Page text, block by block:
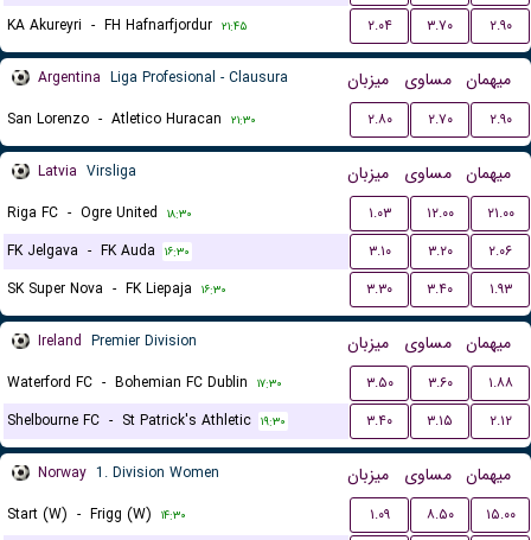
KA Akureyri - FH Hafnarfjordur ۲۱:۴۵ ۲.۰۴ ۳.۷۰ ۲.۹۰
Argentina Liga Profesional - Clausura میزبان مساوی میهمان
San Lorenzo - Atletico Huracan ۲۱:۳۰ ۲.۸۰ ۲.۷۰ ۲.۹۰
Latvia Virsliga میزبان مساوی میهمان
Riga FC - Ogre United ۱۸:۳۰ ۱.۰۳ ۱۲.۰۰
۲۱.۰۰
FK Jelgava - FK Auda ۱۶:۳۰ ۳.۱۰ ۳.۲۰
۲.۰۶
SK Super Nova - FK Liepaja ۱۶:۳۰ ۳.۳۰ ۳.۴۰ ۱.۹۳
Ireland Premier Division میزبان مساوی میهمان
Waterford FC - Bohemian FC Dublin ۱۷:۳۰ ۳.۵۰ ۳.۶۰
۱.۸۸
Shelbourne FC - St Patrick's Athletic ۱۹:۳۰ ۳.۴۰ ۳.۱۵ ۲.۱۲
Norway 1. Division Women میزبان مساوی میهمان
Start (W) - Frigg (W) ۱۴:۳۰ ۱.۰۹ ۸.۵۰
۱۵.۰۰